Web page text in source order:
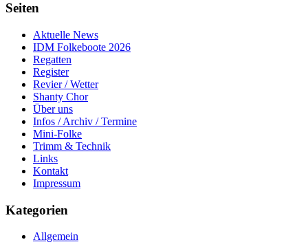
Seiten
Aktuelle News
IDM Folkeboote 2026
Regatten
Register
Revier / Wetter
Shanty Chor
Über uns
Infos / Archiv / Termine
Mini-Folke
Trimm & Technik
Links
Kontakt
Impressum
Kategorien
Allgemein